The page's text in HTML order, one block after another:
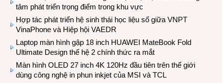
tâm phát triển trọng điểm trong khu vực
Hợp tác phát triển hệ sinh thái học liệu số giữa VNPT
VinaPhone và Hiệp hội VAEDR
Laptop màn hình gập 18 inch HUAWEI MateBook Fold
Ultimate Design thế hệ 2 chính thức ra mắt
Màn hình OLED 27 inch 4K 120Hz đầu tiên trên thế giới
dùng công nghệ in phun inkjet của MSI và TCL